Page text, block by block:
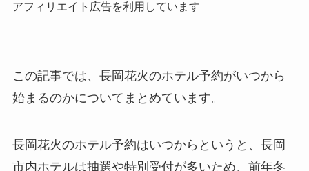
アフィリエイト広告を利用しています
この記事では、長岡花火のホテル予約がいつから
始まるのかについてまとめています。
長岡花火のホテル予約はいつからというと、長岡
市内ホテルは抽選や特別受付が多いため、前年冬